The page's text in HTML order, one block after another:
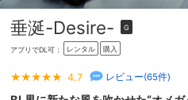
垂涎-Desire- G
アプリでDL可： レンタル 購入
4.7 レビュー(65件)